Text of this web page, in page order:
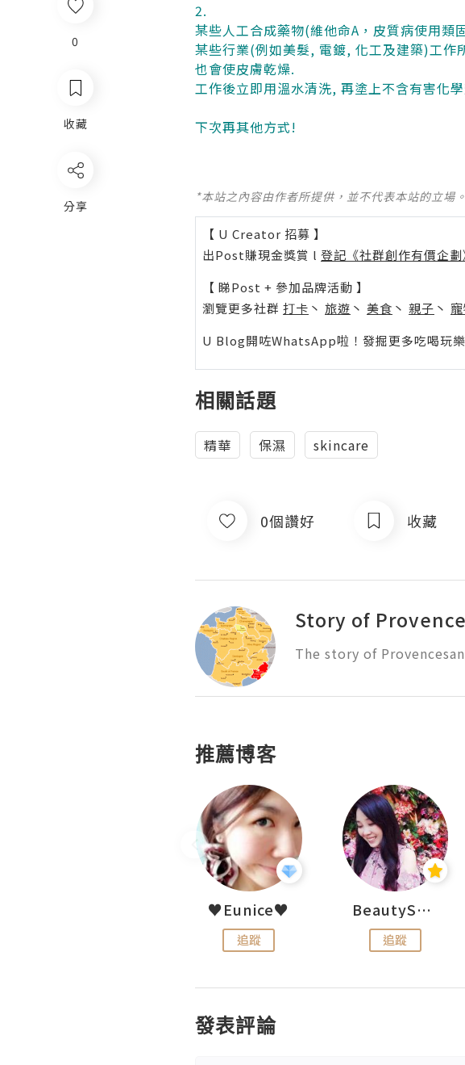
0
收藏
分享
2.
某些人工合成藥物(維他命A，皮質病使用類
某些行業(例如美髮, 電鍍, 化工及建築)工作
也會使皮膚乾燥.
工作後立即用溫水清洗, 再塗上不含有害化
下次再其他方式!
*本站之內容由作者所提供，並不代表本站的立場
【 U Creator 招募 】
出Post賺現金獎賞 l 登記《社群創作有價企劃
【 睇Post + 參加品牌活動 】
瀏覽更多社群 打卡 丶 旅遊 丶 美食 丶 親子 丶
U Blog開咗WhatsApp啦！發掘更多吃喝玩樂
相關話題
精華 保濕 skincare
0個讚好 收藏
Story of
The story of
推薦博客
♥Eunice♥
追蹤
BeautySearch
追蹤
發表評論